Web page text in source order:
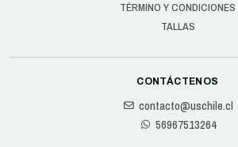
TÉRMINO Y CONDICIONES
TALLAS
CONTÁCTENOS
contacto@uschile.cl
56967513264